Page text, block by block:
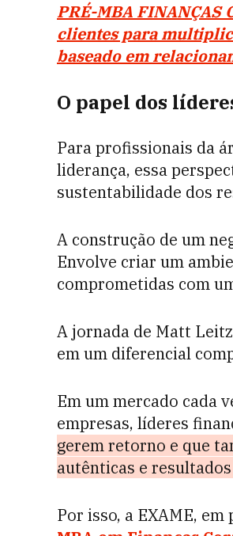
PRÉ-MBA FINANÇAS
clientes para
baseado em
O papel dos
Para profissionais da
liderança, essa
sustentabilidade dos
A construção de um
Envolve criar um
comprometidas com
A jornada de Matt
em um diferencial
Em um mercado cada
empresas, líderes
gerem retorno e que
autênticas e
Por isso, a EXAME,